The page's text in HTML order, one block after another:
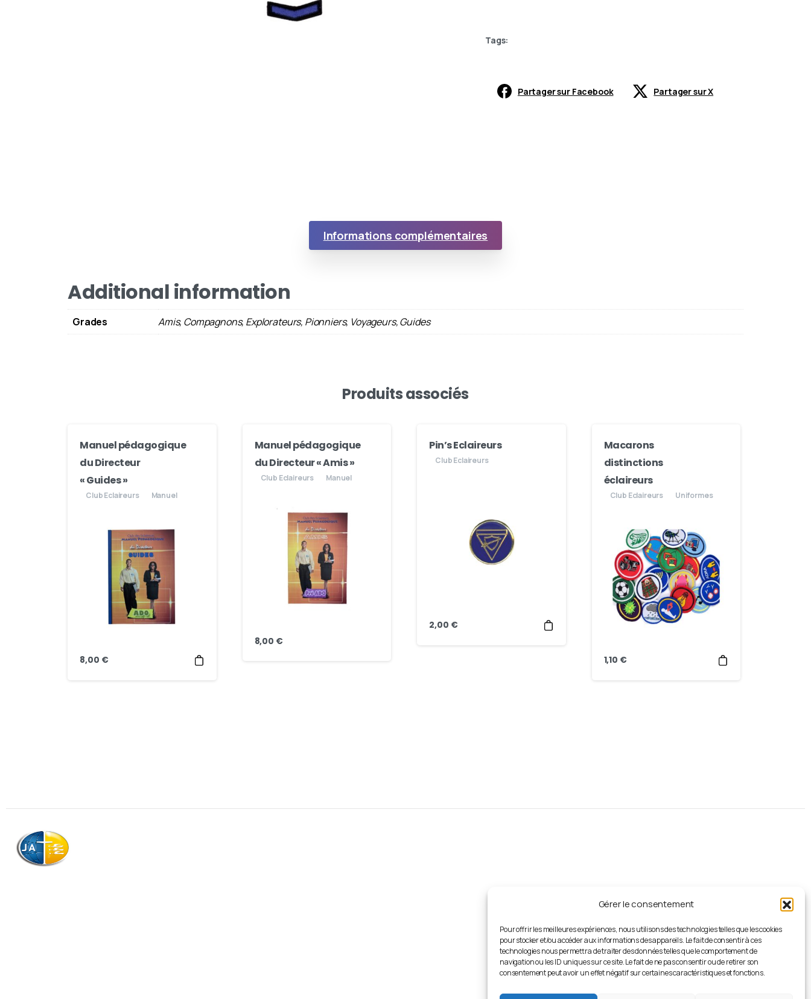
Gérer le consentement
Pour offrir les meilleures expériences, nous utilisons des technologies telles que les cookies
pour stocker et/ou accéder aux informations des appareils. Le fait de consentir à ces
technologies nous permettra de traiter des données telles que le comportement de
navigation ou les ID uniques sur ce site. Le fait de ne pas consentir ou de retirer son
consentement peut avoir un effet négatif sur certaines caractéristiques et fonctions.
Tags:
Partager sur Facebook Partager sur X
Informations complémentaires
Additional information
Grades Amis, Compagnons, Explorateurs, Pionniers, Voyageurs, Guides
Produits associés
Manuel pédagogique
du Directeur
« Guides »
Club Eclaireurs Manuel
8,00 €
Manuel pédagogique
du Directeur « Amis »
Club Eclaireurs Manuel
8,00 €
Pin’s Eclaireurs
Club Eclaireurs
2,00 €
Macarons
distinctions
éclaireurs
Club Eclaireurs Uniformes
1,10 €
Département de la jeunesse - DIA
Département de la Jeunesse - GC